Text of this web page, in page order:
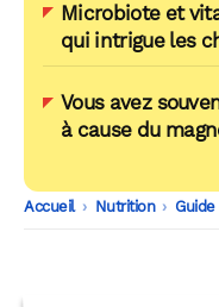
Microbiote et
qui intrigue les
Vous avez
à cause du
Accueil -
Nutrition -